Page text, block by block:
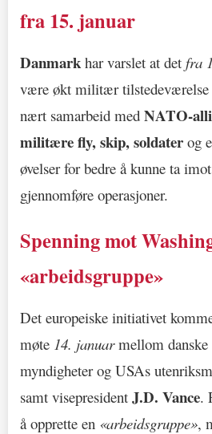
fra 15. januar
Danmark har varslet at det fra
være økt militær tilstedeværelse
nært samarbeid med NATO-
militære fly, skip, soldater og
øvelser for bedre å kunne ta
gjennomføre operasjoner.
Spenning mot
«arbeidsgruppe»
Det europeiske initiativet
møte 14. januarmellom danske
myndigheter og USAs
samt visepresident J.D. Vance.
å opprette en «arbeidsgruppe»,